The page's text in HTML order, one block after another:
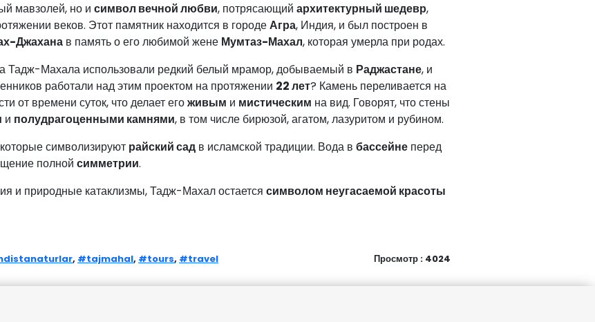
мавзолей, но и символ вечной любви, потрясающий архитектурный шедевр,
веков. Этот памятник находится в городеАгра, Индия, и был построен в
Джахана в память о его любимой жене Мумтаз-Махал, которая умерла при родах.
Тадж-Махала использовали редкий белый мрамор, добываемый в Раджастане, и
работали над этим проектом на протяжении 22 лет? Камень переливается на
от времени суток, что делает егоживым и мистическим на вид. Говорят, что стены
и полудрагоценными камнями, в том числе бирюзой, агатом, лазуритом и рубином.
символизируют райский сад в исламской традиции. Вода в бассейне перед
полной симметрии.
и природные катаклизмы, Тадж-Махал остается символом неугасаемой красоты
, #tajmahal, #tours, #travel Просмотр : 4024